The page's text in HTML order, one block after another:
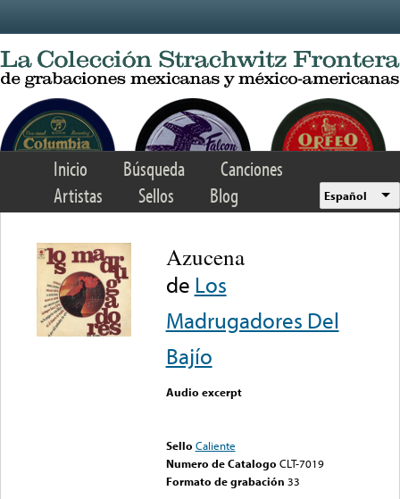
Inicio Búsqueda
Canciones
Artistas
Sellos Blog Español
Azucena
de Los
Madrugadores Del
Bajío
Audio excerpt
Sello Caliente
Numero de Catalogo CLT-7019
Formato de grabación 33